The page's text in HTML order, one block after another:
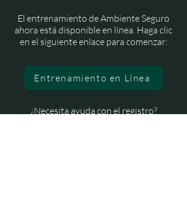
El entrenamiento de Ambiente Seguro
ahora está disponible en línea. Haga clic
en el siguiente enlace para comenzar:
Entrenamiento en Línea
¿Necesita ayuda con el registro?